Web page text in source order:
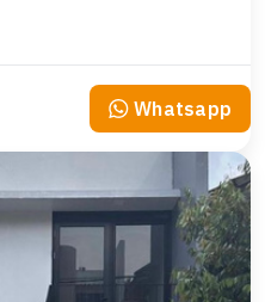
Whatsapp